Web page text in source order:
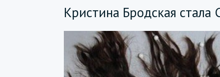
Кристина Бродская стала